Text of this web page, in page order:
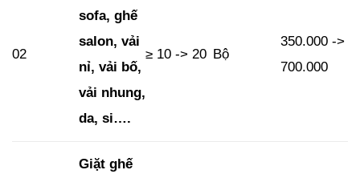
02
sofa, ghế
salon, vải
nỉ, vải bố,
vải nhung,
da, si….
≥ 10 -> 20 Bộ
350.000 ->
700.000
Giặt ghế